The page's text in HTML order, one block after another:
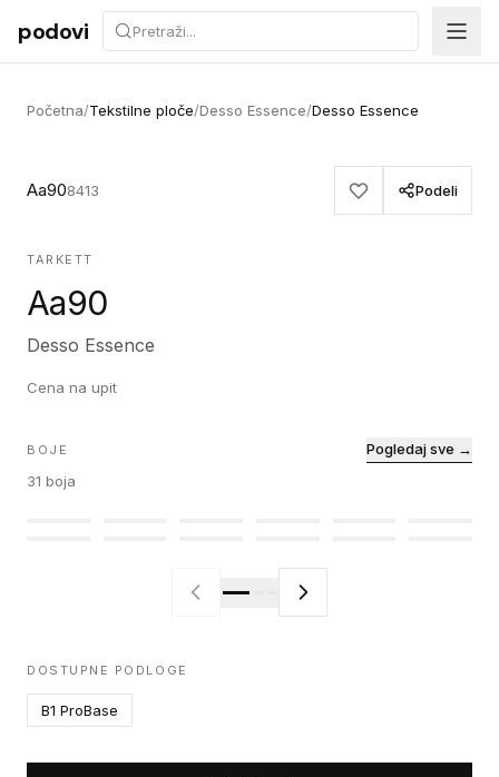
Preskoči na sadržaj
podovi
Početna/Tekstilne ploče/Desso Essence/Desso Essence
Aa908413 Podeli
TARKETT
Aa90
Desso Essence
Cena na upit
BOJE
31 boja
Pogledaj sve →
DOSTUPNE PODLOGE
B1 ProBase